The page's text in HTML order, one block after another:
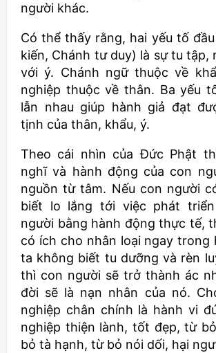
người khác.
Có thể thấy rằng, hai yếu tố
kiến, Chánh tư duy) là sự tu tập,
với ý. Chánh ngữ thuộc về
nghiệp thuộc về thân. Ba yếu
lẫn nhau giúp hành giả đạt
tịnh của thân, khẩu, ý.
Theo cái nhìn của Đức Phật
nghĩ và hành động của con
nguồn từ tâm. Nếu con người
biết lo lắng tới việc phát
người bằng hành động thực tế,
có ích cho nhân loại ngay trong
ta không biết tu dưỡng và rèn
thì con người sẽ trở thành ác
đời sẽ là nạn nhân của nó.
nghiệp chân chính là hành vi
nghiệp thiện lành, tốt đẹp, từ
bỏ tà hạnh, từ bỏ nói dối, hại